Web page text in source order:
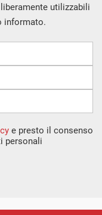
utilizzabili
informato.
e presto il consenso
personali